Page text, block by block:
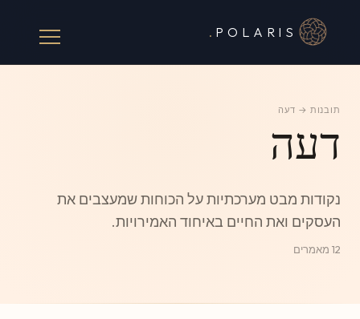
POLARIS
.
תובנות → דעה
דעה
נקודות מבט מערכתיות על הכוחות שמעצבים את
העסקים ואת החיים באיחוד האמירויות.
12 מאמרים